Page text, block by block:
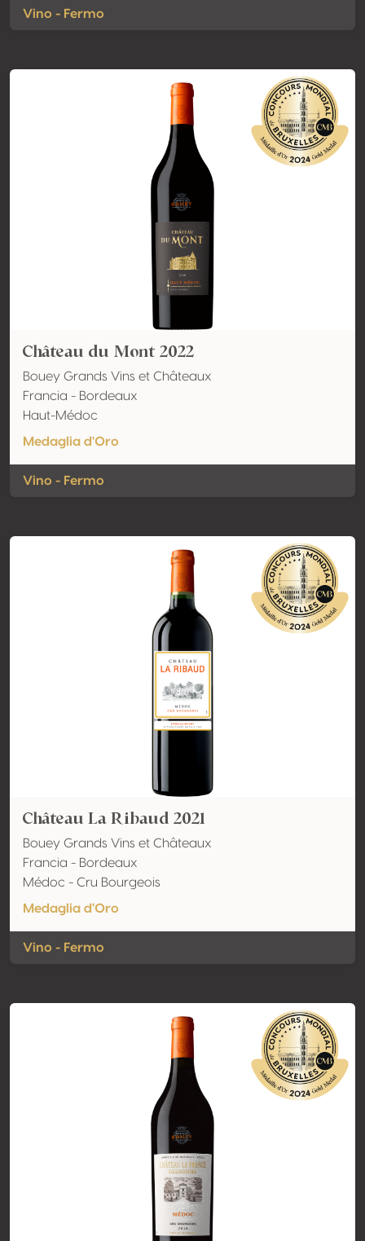
Vino - Fermo
Château du Mont 2022
Bouey Grands Vins et Châteaux
Francia - Bordeaux
Haut-Médoc
Medaglia d'Oro
Vino - Fermo
Château La Ribaud 2021
Bouey Grands Vins et Châteaux
Francia - Bordeaux
Médoc - Cru Bourgeois
Medaglia d'Oro
Vino - Fermo